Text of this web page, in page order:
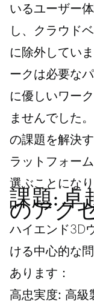
いるユーザー
し、クラウド
に除外してい
ークは必要な
に優しいワー
ませんでした
の課題を解決
ラットフォー
選ぶことになり
課題: 卓
のアク
ハイエンド3D
ける中心的な
あります：
高忠実度: 高級